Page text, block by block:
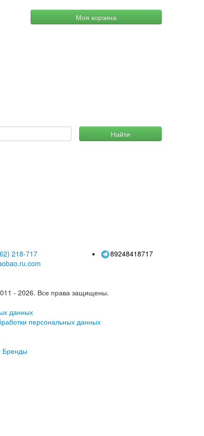
Моя корзина
Найти
218-717
89248418717
- 2026. Все права защищены.
данных
персональных данных
Бренды